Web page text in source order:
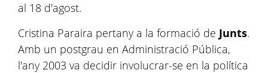
al 18 d'agost.
Cristina Paraira pertany a la formació de Junts.
Amb un postgrau en Administració Pública,
l'any 2003 va decidir involucrar-se en la política